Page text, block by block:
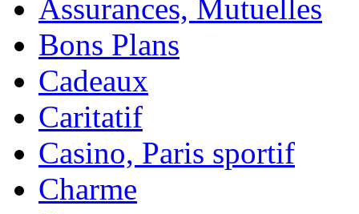
Assurances, Mutuelles
Bons Plans
Cadeaux
Caritatif
Casino, Paris sportif
Charme